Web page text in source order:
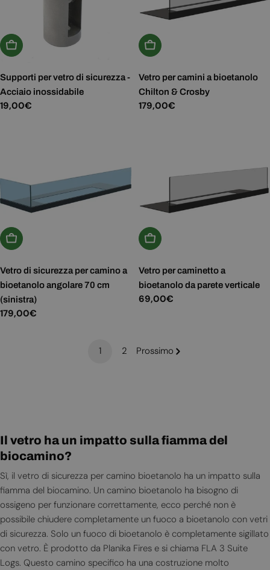
Aggiungi Al Carrello
Supporti per vetro di sicurezza -
Acciaio inossidabile
Prezzo
19,00€
Aggiungi Al Carrello
Vetro per camini a bioetanolo
Chilton & Crosby
Prezzo
179,00€
Aggiungi Al Carrello
Vetro di sicurezza per camino a
bioetanolo angolare 70 cm
(sinistra)
Prezzo
179,00€
Aggiungi Al Carrello
Vetro per caminetto a
bioetanolo da parete verticale
Prezzo
69,00€
1 2 Prossimo
Il vetro ha un impatto sulla fiamma del
biocamino?
Sì, il vetro di sicurezza per camino bioetanolo ha un impatto sulla
fiamma del biocamino. Un camino bioetanolo ha bisogno di
ossigeno per funzionare correttamente, ecco perché non è
possibile chiudere completamente un fuoco a bioetanolo con vetri
di sicurezza. Solo un fuoco di bioetanolo è completamente sigillato
con vetro. È prodotto da Planika Fires e si chiama FLA 3 Suite
Logs. Questo camino specifico ha una costruzione molto